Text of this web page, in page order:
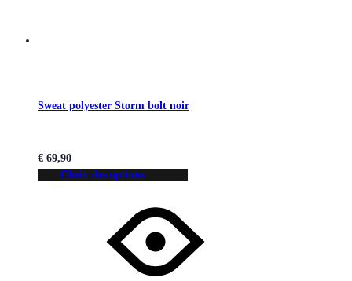
Sweat polyester Storm bolt noir
€ 69,90
Choix des options